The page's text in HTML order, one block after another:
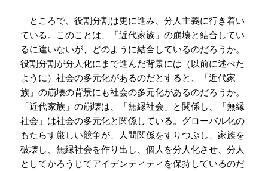
ところで、役割分割は更に進み、分人主義に行き着い
ている。このことは、「近代家族」の崩壊と結合してい
るに違いないが、どのように結合しているのだろうか。
役割分割が分人化にまで進んだ背景には（以前に述べた
ように）社会の多元化があるのだとすると、「近代家
族」の崩壊の背景にも社会の多元化があるのだろうか。
「近代家族」の崩壊は、「無縁社会」と関係し、「無縁
社会」は社会の多元化と関係している。グローバル化の
もたらす厳しい競争が、人間関係をすりつぶし、家族を
破壊し、無縁社会を作り出し、個人を分人化させ、分人
としてかろうじてアイデンティティを保持しているのだ